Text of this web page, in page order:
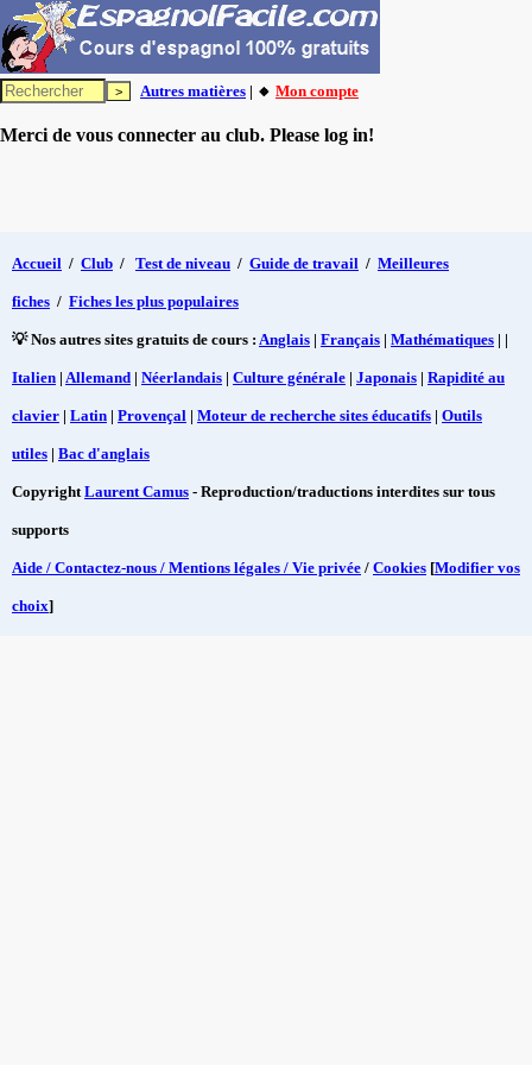
Autres matières | 🔸 Mon compte
Merci de vous connecter au club. Please log in!
Accueil / Club / Test de niveau / Guide de travail / Meilleures
fiches / Fiches les plus populaires
💡 Nos autres sites gratuits de cours : Anglais | Français | Mathématiques | |
Italien | Allemand | Néerlandais | Culture générale | Japonais | Rapidité au
clavier | Latin | Provençal | Moteur de recherche sites éducatifs | Outils
utiles | Bac d'anglais
CopyrightLaurent Camus - Reproduction/traductions interdites sur tous
supports
Aide / Contactez-nous / Mentions légales / Vie privée / Cookies [Modifier vos
choix]